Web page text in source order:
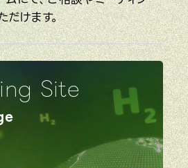
けます。
Site